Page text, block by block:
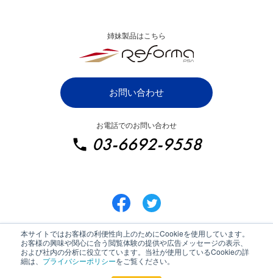
本サイトではお客様の利便性向上のためにCookieを使用しています。
お客様の興味や関心に合う閲覧体験の提供や広告メッセージの表示、
および社内の分析に役立てています。当社が使用しているCookieの詳
細は、 プライバシーポリシーをご覧ください。
ZAC パートナープログラム
IT・システム開発業向け
SaaS・ソフトウェア業向け
イベント・ディスプレイ業向け
広告制作・クリエイティブ業向け
インターネット広告業向け
士業・コンサルティング業向け
建設コンサルタント業向け
IT導入補助金のご利用について
姉妹製品はこちら
お問い合わせ
お電話でのお問い合わせ
03-6692-9558